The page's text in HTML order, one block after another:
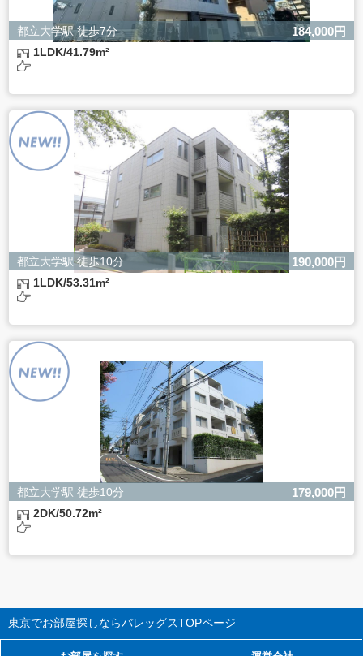
都立大学駅 徒歩7分 184,000円
1LDK/41.79m²
都立大学駅 徒歩10分 190,000円
1LDK/53.31m²
都立大学駅 徒歩10分 179,000円
2DK/50.72m²
東京でお部屋探しならバレッグスTOPページ